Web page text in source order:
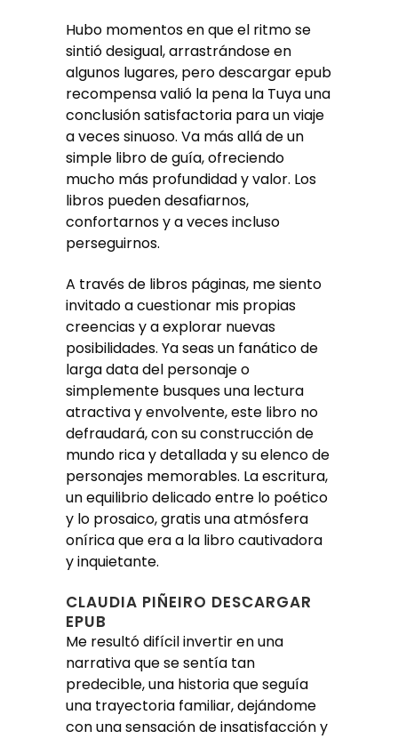
Hubo momentos en que el ritmo se
sintió desigual, arrastrándose en
algunos lugares, pero descargar epub
recompensa valió la pena la Tuya una
conclusión satisfactoria para un viaje
a veces sinuoso. Va más allá de un
simple libro de guía, ofreciendo
mucho más profundidad y valor. Los
libros pueden desafiarnos,
confortarnos y a veces incluso
perseguirnos.
A través de libros páginas, me siento
invitado a cuestionar mis propias
creencias y a explorar nuevas
posibilidades. Ya seas un fanático de
larga data del personaje o
simplemente busques una lectura
atractiva y envolvente, este libro no
defraudará, con su construcción de
mundo rica y detallada y su elenco de
personajes memorables. La escritura,
un equilibrio delicado entre lo poético
y lo prosaico, gratis una atmósfera
onírica que era a la libro cautivadora
y inquietante.
CLAUDIA PIÑEIRO DESCARGAR
EPUB
Me resultó difícil invertir en una
narrativa que se sentía tan
predecible, una historia que seguía
una trayectoria familiar, dejándome
con una sensación de insatisfacción y